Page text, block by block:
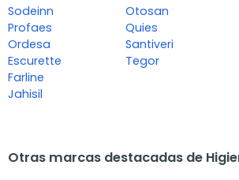
Sodeinn
Profaes
Ordesa
Escurette
Farline
Jahisil
Otosan
Quies
Santiveri
Tegor
Otras marcas destacadas de